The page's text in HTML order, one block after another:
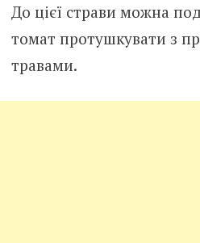
До цієї страви можна
томат протушкувати з
травами.